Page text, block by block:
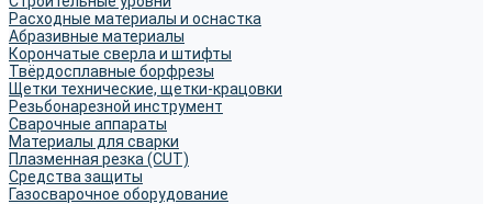
Расходные материалы и оснастка
Абразивные материалы
Корончатые сверла и штифты
Твёрдосплавные борфрезы
Щетки технические, щетки-крацовки
Резьбонарезной инструмент
Сварочные аппараты
Материалы для сварки
Плазменная резка (CUT)
Средства защиты
Газосварочное оборудование